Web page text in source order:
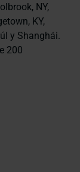
NY,
KY,
y Shanghái.
200